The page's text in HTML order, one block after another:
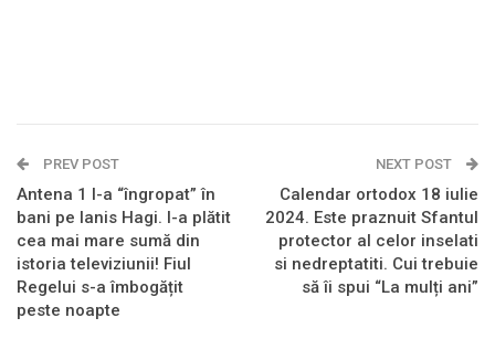
PREV POST
Antena 1 l-a “îngropat” în
bani pe Ianis Hagi. I-a plătit
cea mai mare sumă din
istoria televiziunii! Fiul
Regelui s-a îmbogățit
peste noapte
NEXT POST
Calendar ortodox 18 iulie
2024. Este praznuit Sfantul
protector al celor inselati
si nedreptatiti. Cui trebuie
să îi spui “La mulți ani”